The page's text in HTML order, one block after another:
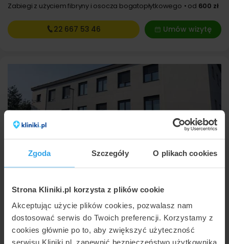
Zgoda Szczegóły O plikach cookies
Strona Kliniki.pl korzysta z plików cookie
Akceptując użycie plików cookies, pozwalasz nam
dostosować serwis do Twoich preferencji. Korzystamy z
cookies głównie po to, aby zwiększyć użyteczność
serwisu Kliniki.pl, zapewnić bezpieczeństwo użytkownika
Zabiegi z użyciem fibryny i osocza bogatopłytkowego
od 600 zł
Umów wizytę
22 667 53 46
PROelmed
Łaziska Górne,ul. Plac Ratuszowy 1B
Podanie czynników wzrostu do stawu biodrowego
Podanie czynników wzrostu do stawu barkowego
950 zł
Podanie czynników wzrostu do stawu kolanowego
950 zł
Konsultacja ortopedyczna
250 zł